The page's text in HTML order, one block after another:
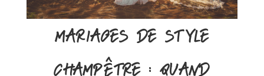
MARIAGES DE STYLE
CHAMPÊTRE : QUAND